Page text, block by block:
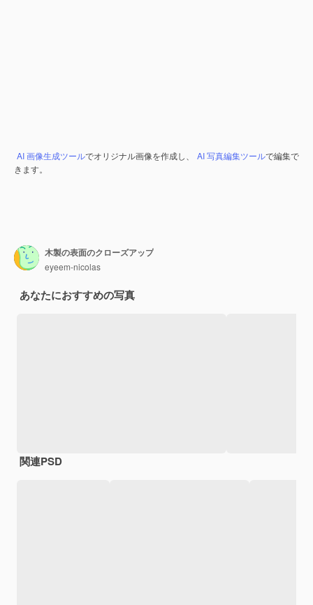
AI 画像生成ツールでオリジナル画像を作成し、 AI 写真編集ツールで編集で
きます。
木製の表面のクローズアップ
eyeem-nicolas
あなたにおすすめの写真
関連PSD